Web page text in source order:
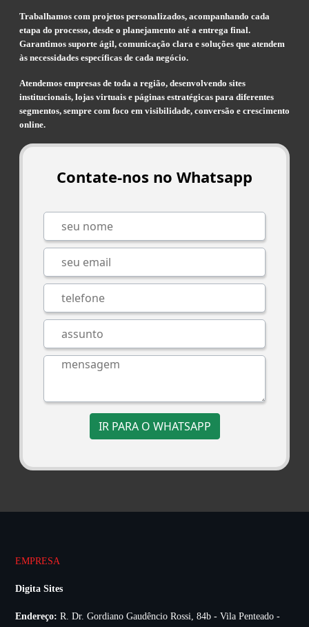
Trabalhamos com projetos personalizados, acompanhando cada
etapa do processo, desde o planejamento até a entrega final.
Garantimos suporte ágil, comunicação clara e soluções que atendem
às necessidades específicas de cada negócio.
Atendemos empresas de toda a região, desenvolvendo sites
institucionais, lojas virtuais e páginas estratégicas para diferentes
segmentos, sempre com foco em visibilidade, conversão e crescimento
online.
Contate-nos no Whatsapp
IR PARA O WHATSAPP
EMPRESA
Digita Sites
Endereço: R. Dr. Gordiano Gaudêncio Rossi, 84b - Vila Penteado -